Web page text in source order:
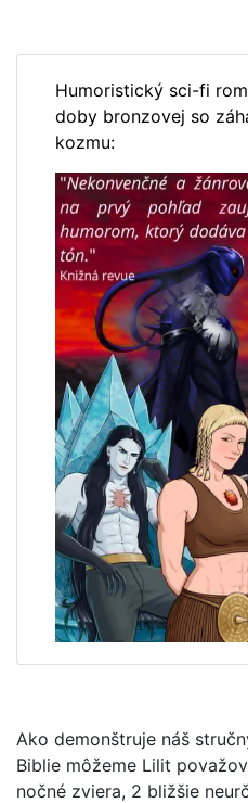
Humoristický sci-fi
doby bronzovej so
kozmu:
Ako demonštruje náš
Biblie môžeme Lilit
nočné zviera, 2 bližšie